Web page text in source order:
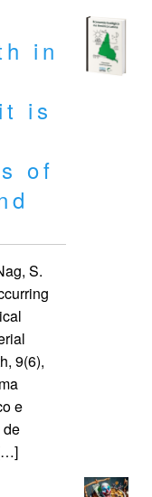
in
is
of
S.
9(6),
e
de